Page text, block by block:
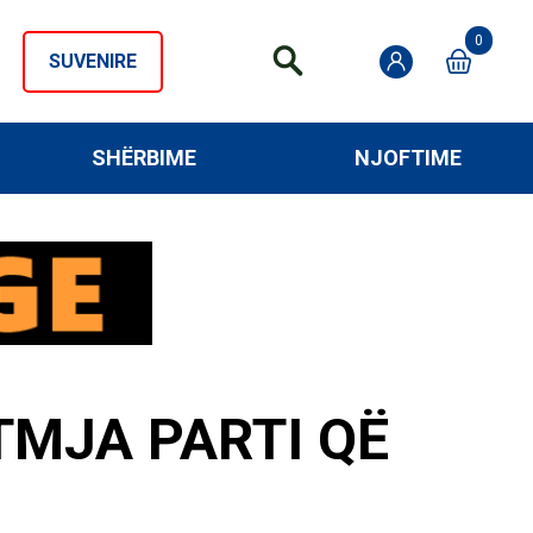
SUVENIRE
0
SHËRBIME NJOFTIME
PARTI QË